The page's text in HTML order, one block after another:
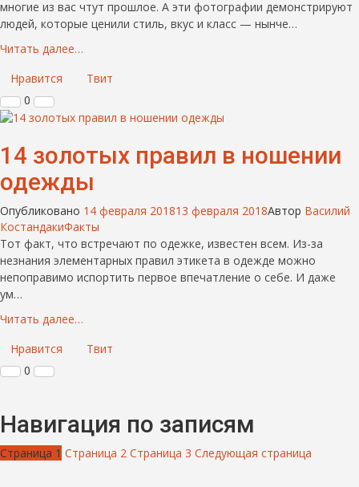
многие из вас чтут прошлое. А эти фотографии демонстрируют
людей, которые ценили стиль, вкус и класс — нынче…
Читать далее…
Нравится
Твит
0
14 золотых правил в ношении
одежды
Опубликовано 14 февраля 201813 февраля 2018Автор Василий
КостандакиФакты
Тот факт, что встречают по одежке, известен всем. Из-за
незнания элементарных правил этикета в одежде можно
непоправимо испортить первое впечатление о себе. И даже
ум…
Читать далее…
Нравится
Твит
0
Навигация по записям
Страница 1 Страница 2 Страница 3 Следующая страница